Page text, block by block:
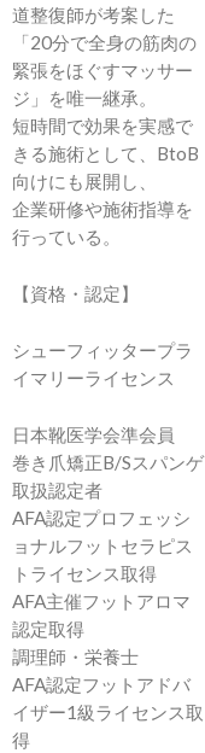
道整復師が考案した
「20分で全身の筋肉の
緊張をほぐすマッサー
ジ」を唯一継承。
短時間で効果を実感で
きる施術として、BtoB
向けにも展開し、
企業研修や施術指導を
行っている。
【資格・認定】
シューフィッタープラ
イマリーライセンス
日本靴医学会準会員
巻き爪矯正B/Sスパンゲ
取扱認定者
AFA認定プロフェッシ
ョナルフットセラピス
トライセンス取得
AFA主催フットアロマ
認定取得
調理師・栄養士
AFA認定フットアドバ
イザー1級ライセンス取
得